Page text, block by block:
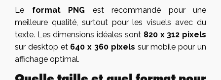
Le format PNG est recommandé pour une
meilleure qualité, surtout pour les visuels avec du
texte. Les dimensions idéales sont 820 x 312 pixels
sur desktop et 640 x 360 pixels sur mobile pour un
affichage optimal.